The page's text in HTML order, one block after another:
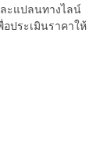
ะแปลนทางไลน์
ประเมินราคาให้